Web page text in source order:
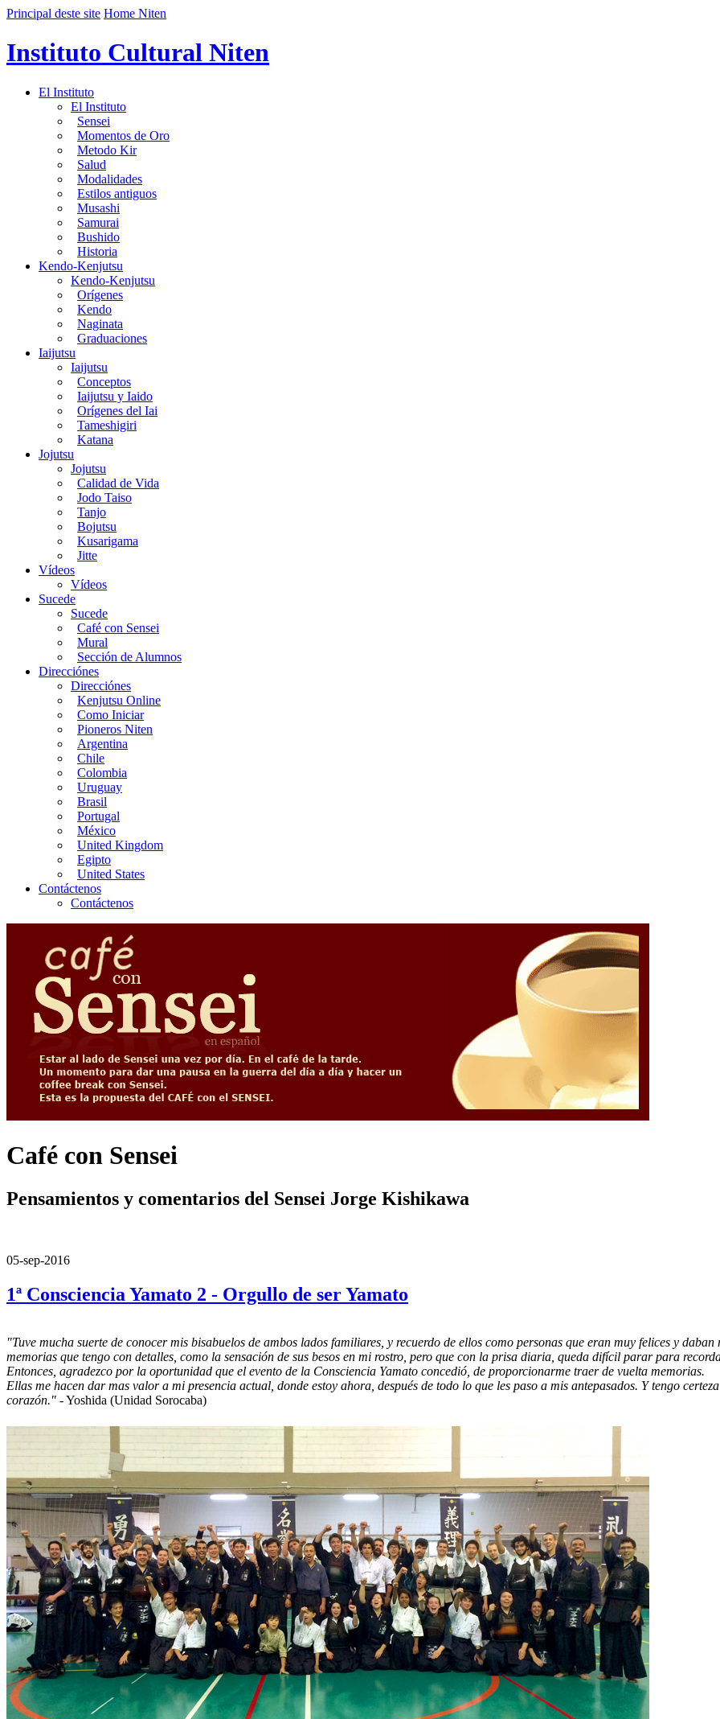
Principal deste site Home Niten
Instituto Cultural Niten
El Instituto
El Instituto
Sensei
Momentos de Oro
Metodo Kir
Salud
Modalidades
Estilos antiguos
Musashi
Samurai
Bushido
Historia
Kendo-Kenjutsu
Kendo-Kenjutsu
Orígenes
Kendo
Naginata
Graduaciones
Iaijutsu
Iaijutsu
Conceptos
Iaijutsu y Iaido
Orígenes del Iai
Tameshigiri
Katana
Jojutsu
Jojutsu
Calidad de Vida
Jodo Taiso
Tanjo
Bojutsu
Kusarigama
Jitte
Vídeos
Vídeos
Sucede
Sucede
Café con Sensei
Mural
Sección de Alumnos
Direcciónes
Direcciónes
Kenjutsu Online
Como Iniciar
Pioneros Niten
Argentina
Chile
Colombia
Uruguay
Brasil
Portugal
México
United Kingdom
Egipto
United States
Contáctenos
Contáctenos
Café con Sensei
Pensamientos y comentarios del Sensei Jorge Kishikawa
05-sep-2016
1ª Consciencia Yamato 2 - Orgullo de ser Yamato
"Tuve mucha suerte de conocer mis bisabuelos de ambos lados familiares, y recuerdo de ellos como personas que eran muy felices y
memorias que tengo con detalles, como la sensación de sus besos en mi rostro, pero que con la prisa diaria, queda difícil parar para
Entonces, agradezco por la oportunidad que el evento de la Consciencia Yamato concedió, de proporcionarme traer de vuelta memorias.
Ellas me hacen dar mas valor a mi presencia actual, donde estoy ahora, después de todo lo que les paso a mis antepasados. Y tengo
corazón." - Yoshida (Unidad Sorocaba)